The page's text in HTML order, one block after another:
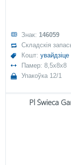
Знак: 146059
Складскія
Кошт:увайдзіце
Памер: 8,5x8x8
Упакоўка 12/1
Pl Świeca